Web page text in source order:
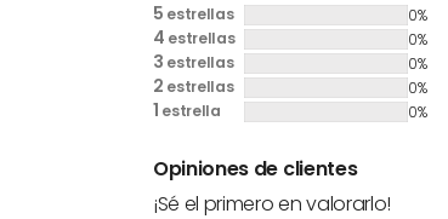
5 estrellas 0%
4 estrellas 0%
3 estrellas 0%
2 estrellas 0%
1 estrella 0%
Opiniones de clientes
¡Sé el primero en valorarlo!